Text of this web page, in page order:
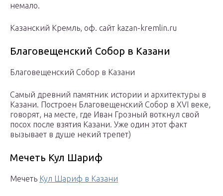
немало.
Казанский Кремль, оф. сайт kazan-kremlin.ru
Благовещенский Собор в Казани
Благовещенский Собор в Казани
Самый древний памятник истории и архитектуры в
Казани. Построен Благовещенский Собор в XVI веке,
говорят, на месте, где Иван Грозный воткнул свой
посох после взятия Казани. Уже один этот факт
вызывает в душе некий трепет)
Мечеть Кул Шариф
Мечеть Кул Шариф в Казани